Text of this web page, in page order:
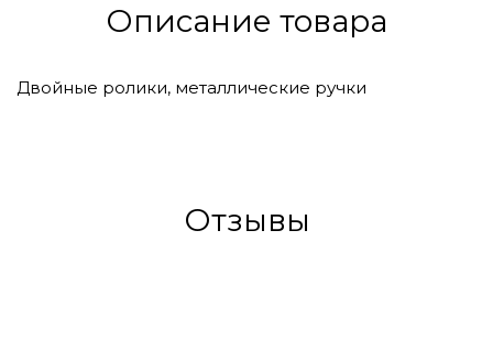
Описание товара
Двойные ролики, металлические ручки
Отзывы